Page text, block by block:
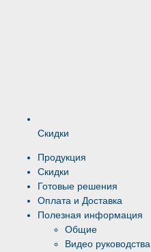
Скидки
Продукция
Скидки
Готовые решения
Оплата и Доставка
Полезная информация
Общие
Видео руководства